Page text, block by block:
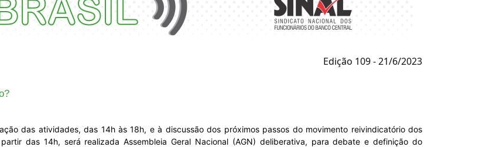
Nacional
Edição 109 - 21/6/2023
das atividades, das 14h às 18h, e à discussão dos próximos passos do movimento reivindicatório dos
das 14h, será realizada Assembleia Geral Nacional (AGN) deliberativa, para debate e definição do